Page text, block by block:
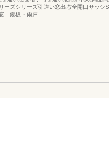
ーズシリーズ引違い窓出窓全開口サッシ
鏡板・雨戸